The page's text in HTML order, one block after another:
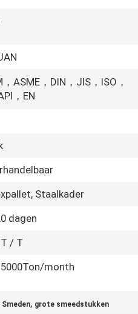
ASME，DIN，JIS，ISO，
，EN
Staalkader
dagen
/ T
month
Smeden, grote smeedstukken